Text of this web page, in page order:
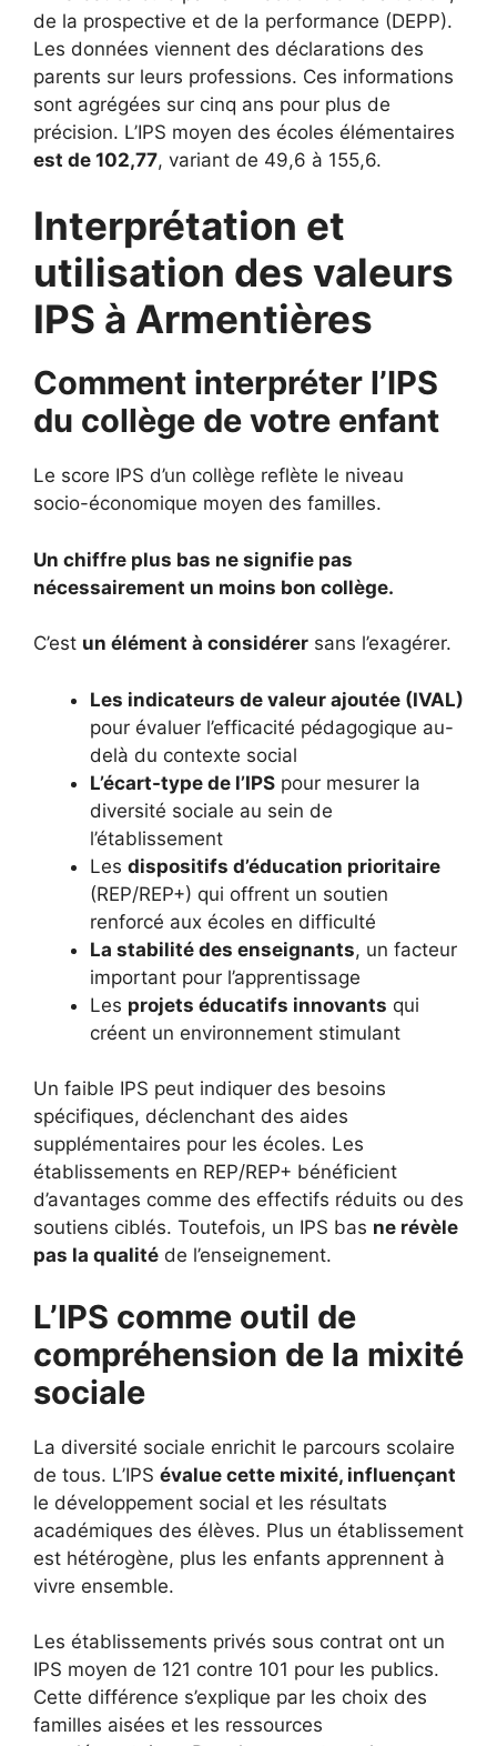
de la prospective et de la performance (DEPP).
Les données viennent des déclarations des
parents sur leurs professions. Ces informations
sont agrégées sur cinq ans pour plus de
précision. L’IPS moyen des écoles élémentaires
est de 102,77, variant de 49,6 à 155,6.
Interprétation et
utilisation des valeurs
IPS à Armentières
Comment interpréter l’IPS
du collège de votre enfant
Le score IPS d’un collège reflète le niveau
socio-économique moyen des familles.
Un chiffre plus bas ne signifie pas
nécessairement un moins bon collège.
C’est un élément à considérer sans l’exagérer.
Les indicateurs de valeur ajoutée (IVAL)
pour évaluer l’efficacité pédagogique au-
delà du contexte social
L’écart-type de l’IPS pour mesurer la
diversité sociale au sein de
l’établissement
Les dispositifs d’éducation prioritaire
(REP/REP+) qui offrent un soutien
renforcé aux écoles en difficulté
La stabilité des enseignants, un facteur
important pour l’apprentissage
Les projets éducatifs innovants qui
créent un environnement stimulant
Un faible IPS peut indiquer des besoins
spécifiques, déclenchant des aides
supplémentaires pour les écoles. Les
établissements en REP/REP+ bénéficient
d’avantages comme des effectifs réduits ou des
soutiens ciblés. Toutefois, un IPS bas ne révèle
pas la qualité de l’enseignement.
L’IPS comme outil de
compréhension de la mixité
sociale
La diversité sociale enrichit le parcours scolaire
de tous. L’IPS évalue cette mixité, influençant
le développement social et les résultats
académiques des élèves. Plus un établissement
est hétérogène, plus les enfants apprennent à
vivre ensemble.
Les établissements privés sous contrat ont un
IPS moyen de 121 contre 101 pour les publics.
Cette différence s’explique par les choix des
familles aisées et les ressources